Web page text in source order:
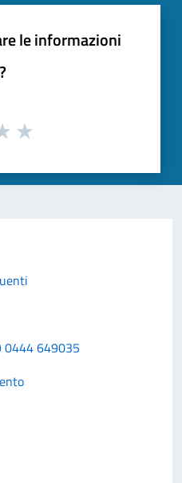
le informazioni
0444 649035